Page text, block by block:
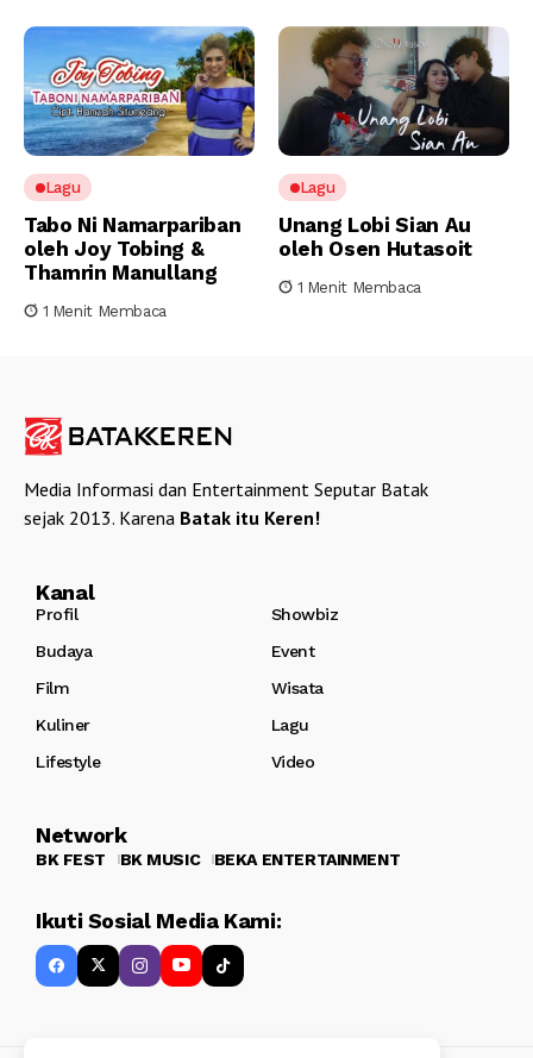
Lagu
Tabo Ni Namarpariban
oleh Joy Tobing &
Thamrin Manullang
1 Menit Membaca
Lagu
Unang Lobi Sian Au
oleh Osen Hutasoit
1 Menit Membaca
Media Informasi dan Entertainment Seputar Batak
sejak 2013. Karena Batak itu Keren!
Kanal
Profil
Showbiz
Budaya
Event
Film
Wisata
Kuliner
Lagu
Lifestyle
Video
Network
BK FEST BK MUSIC BEKA ENTERTAINMENT
Ikuti Sosial Media Kami: